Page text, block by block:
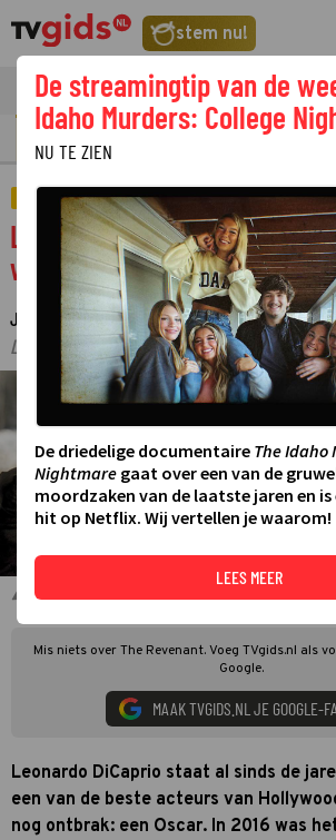
stem nu!
tvgids streaming
Leonardo DiCaprio steelt op
wijze de show in The
JANINE VAN ROODEN·2 SEPTEMBER 2025 16:20
LAATSTE UPDATE:03-09-25 15:10
Leonardo DiCaprio in The Revenant
Mis niets over The Revenant. Voeg TVgids.nl als
Google.
MAAK TVGIDS.NL JE GOOGLE-
Leonardo DiCaprio staat al sinds de
een van de beste acteurs van
nog ontbrak: een Oscar. In 2016 was
De streamingtip van de
Idaho Murders: College
NU TE ZIEN
De driedelige documentaire The Idaho
Nightmare gaat over een van de
moordzaken van de laatste jaren en
hit op Netflix. Wij vertellen je waarom!
LEES MEER